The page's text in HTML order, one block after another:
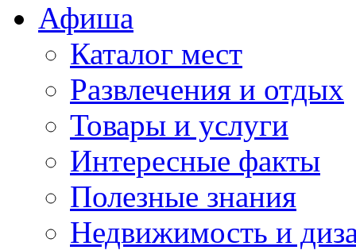
Афиша
Каталог мест
Развлечения и отдых
Товары и услуги
Интересные факты
Полезные знания
Недвижимость и